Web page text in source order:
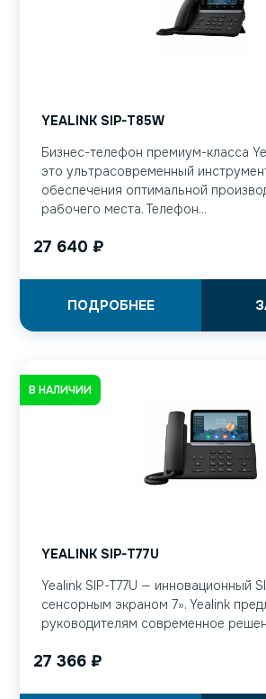
YEALINK SIP-T85W
Бизнес-телефон премиум-класса
это ультрасовременный
обеспечения оптимальной
рабочего места. Телефон...
27 640 ₽
ПОДРОБНЕЕ
В НАЛИЧИИ
YEALINK SIP-T77U
Yealink SIP-T77U — инновационный
сенсорным экраном 7». Yealink
руководителям современное
27 366 ₽